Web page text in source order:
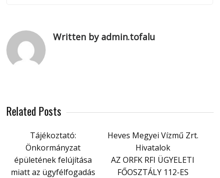
Written by admin.tofalu
Related Posts
Tájékoztató:
Önkormányzat
épületének felújítása
miatt az ügyfélfogadás
Heves Megyei Vízmű Zrt.
Hivatalok
AZ ORFK RFI ÜGYELETI
FŐOSZTÁLY 112-ES